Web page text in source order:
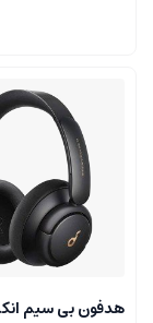
هدفون بی سیم انکر